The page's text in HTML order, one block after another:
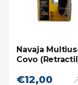
Navaja
Covo
€12,00